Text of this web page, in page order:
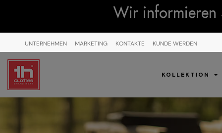
Wir informieren
UNTERNEHMEN MARKETING KONTAKTE KUNDE WERDEN
KOLLEKTION